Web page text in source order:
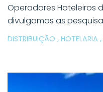
Operadores Hoteleiros
divulgamos as
DISTRIBUIÇÃO , HOTELARIA ,